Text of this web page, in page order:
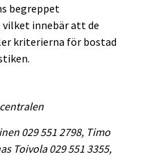
begreppet
innebär att de
kriterierna för bostad
029 551 2798, Timo
Toivola 029 551 3355,